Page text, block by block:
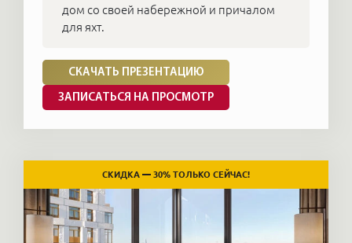
дом со своей набережной и причалом
для яхт.
СКАЧАТЬ ПРЕЗЕНТАЦИЮ
ЗАПИСАТЬСЯ НА ПРОСМОТР
СКИДКА — 30% ТОЛЬКО СЕЙЧАС!